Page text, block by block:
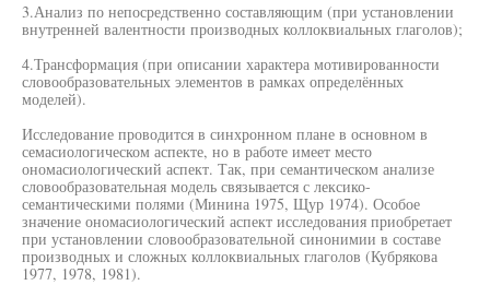
3.Анализ по непосредственно составляющим (при установлении
внутренней валентности производных коллоквиальных глаголов);
4.Трансформация (при описании характера мотивированности
словообразовательных элементов в рамках определённых
моделей).
Исследование проводится в синхронном плане в основном в
семасиологическом аспекте, но в работе имеет место
ономасиологический аспект. Так, при семантическом анализе
словообразовательная модель связывается с лексико-
семантическими полями (Минина 1975, Щур 1974). Особое
значение ономасиологический аспект исследования приобретает
при установлении словообразовательной синонимии в составе
производных и сложных коллоквиальных глаголов (Кубрякова
1977, 1978, 1981).